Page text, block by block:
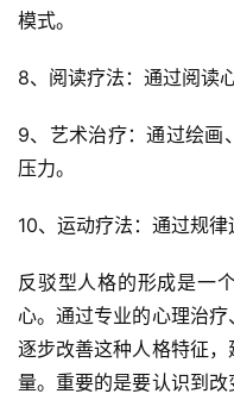
模式。
8、阅读疗法：通过阅读
9、艺术治疗：通过绘画
压力。
10、运动疗法：通过规律
反驳型人格的形成是一
心。通过专业的心理治
逐步改善这种人格特征
量。重要的是要认识到